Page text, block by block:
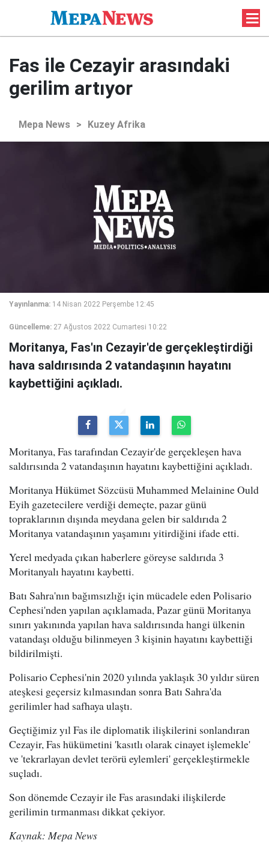
Fas ile Cezayir arasındaki
gerilim artıyor
Mepa News > Kuzey Afrika
Yayınlanma: 14 Nisan 2022 Perşembe 12:45
Güncelleme: 27 Ağustos 2022 Cumartesi 10:22
Moritanya, Fas'ın Cezayir'de gerçekleştirdiği
hava saldırısında 2 vatandaşının hayatını
kaybettiğini açıkladı.
Moritanya, Fas tarafından Cezayir'de gerçekleşen hava
saldırısında 2 vatandaşının hayatını kaybettiğini açıkladı.
Moritanya Hükümet Sözcüsü Muhammed Melainine Ould
Eyih gazetecilere verdiği demeçte, pazar günü
topraklarının dışında meydana gelen bir saldırıda 2
Moritanya vatandaşının yaşamını yitirdiğini ifade etti.
Yerel medyada çıkan haberlere göreyse saldırıda 3
Moritanyalı hayatını kaybetti.
Batı Sahra'nın bağımsızlığı için mücadele eden Polisario
Cephesi'nden yapılan açıklamada, Pazar günü Moritanya
sınırı yakınında yapılan hava saldırısında hangi ülkenin
vatandaşı olduğu bilinmeyen 3 kişinin hayatını kaybettiği
bildirilmişti.
Polisario Cephesi'nin 2020 yılında yaklaşık 30 yıldır süren
ateşkesi geçersiz kılmasından sonra Batı Sahra'da
gerilimler had safhaya ulaştı.
Geçtiğimiz yıl Fas ile diplomatik ilişkilerini sonlandıran
Cezayir, Fas hükümetini 'kasıtlı olarak cinayet işlemekle'
ve 'tekrarlayan devlet terörü eylemleri' gerçekleştirmekle
suçladı.
Son dönemde Cezayir ile Fas arasındaki ilişkilerde
gerilimin tırmanması dikkat çekiyor.
Kaynak: Mepa News